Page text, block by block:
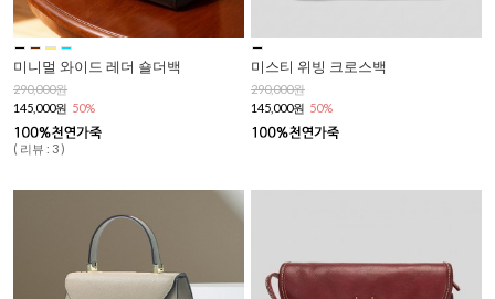
미니멀 와이드 레더 숄더백
290,000원
145,000원 50%
( 리뷰 : 3 )
미스티 위빙 크로스백
290,000원
145,000원 50%